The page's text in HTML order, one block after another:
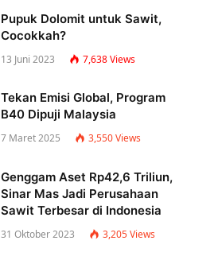
Pupuk Dolomit untuk Sawit,
Cocokkah?
13 Juni 2023 7,638Views
Tekan Emisi Global, Program
B40 Dipuji Malaysia
7 Maret 2025 3,550Views
Genggam Aset Rp42,6 Triliun,
Sinar Mas Jadi Perusahaan
Sawit Terbesar di Indonesia
31 Oktober 2023 3,205Views